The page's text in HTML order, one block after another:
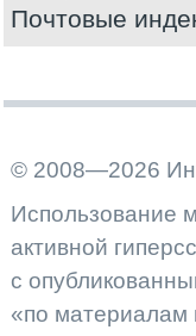
Почтовые
© 2008—2026
Использование
активной
с
«по материалам